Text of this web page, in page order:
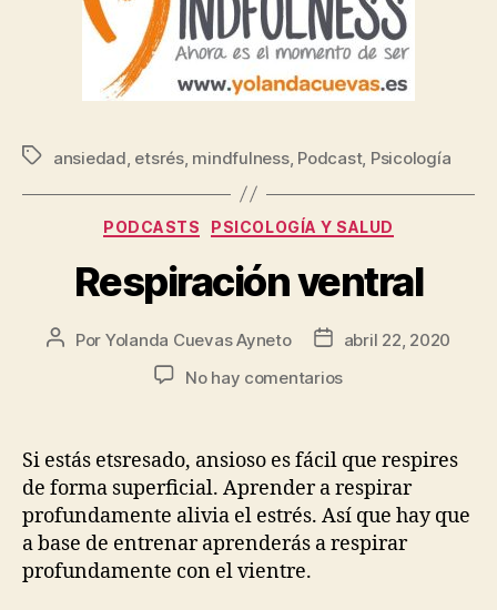
ansiedad, etsrés, mindfulness, Podcast, Psicología
PODCASTS PSICOLOGÍA Y SALUD
Respiración ventral
Por Yolanda Cuevas Ayneto
abril 22, 2020
No hay comentarios
Si estás etsresado, ansioso es fácil que respires
de forma superficial. Aprender a respirar
profundamente alivia el estrés. Así que hay que
a base de entrenar aprenderás a respirar
profundamente con el vientre.